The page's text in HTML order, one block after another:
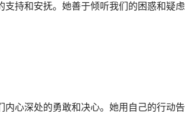
持和安抚。她善于倾听我们的困惑和疑虑
心深处的勇敢和决心。她用自己的行动